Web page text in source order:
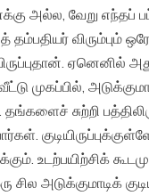
அல்ல, வேறு எந்தப்
தம்பதியர் விரும்பும்
ஏனெனில்
முகப்பில்,
தங்களைச் சுற்றி
உடற்பயிற்சிக்
அடுக்குமாடிக்